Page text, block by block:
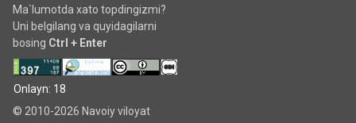
Ma`lumotda xato topdingizmi?
Uni belgilang va quyidagilarni
bosing Ctrl + Enter
Onlayn: 18
© 2010-2026 Navoiy viloyat